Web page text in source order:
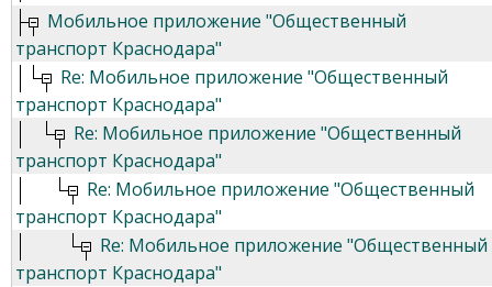
Мобильное приложение "Общественный
транспорт Краснодара"
Re: Мобильное приложение "Общественный
транспорт Краснодара"
Re: Мобильное приложение "Общественный
транспорт Краснодара"
Re: Мобильное приложение "Общественный
транспорт Краснодара"
Re: Мобильное приложение "Общественный
транспорт Краснодара"